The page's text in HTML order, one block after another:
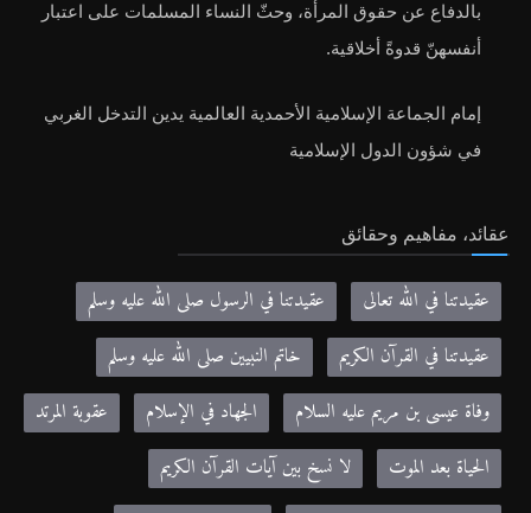
بالدفاع عن حقوق المرأة، وحثّ النساء المسلمات على اعتبار
أنفسهنّ قدوةً أخلاقية.
إمام الجماعة الإسلامية الأحمدية العالمية يدين التدخل الغربي
في شؤون الدول الإسلامية
عقائد، مفاهيم وحقائق
عقيدتنا في الله تعالى
عقيدتنا في الرسول صلى الله عليه وسلم
عقيدتنا في القرآن الكريم
خاتم النبيين صلى الله عليه وسلم
وفاة عيسى بن مريم عليه السلام
الجهاد في الإسلام
عقوبة المرتد
الحياة بعد الموت
لا نسخ بين آيات القرآن الكريم